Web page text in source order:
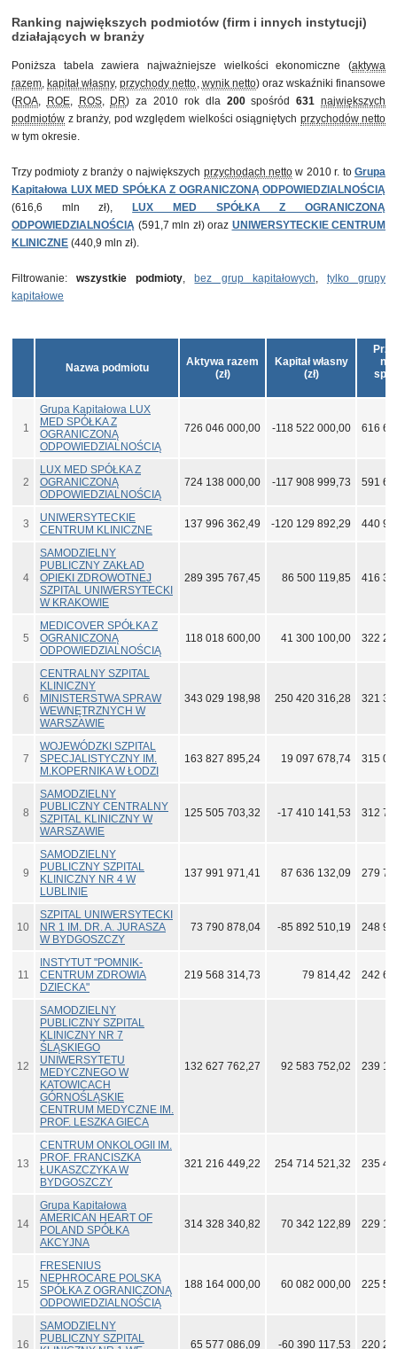
Ranking największych podmiotów (firm i innych instytucji)
działających w branży
Poniższa tabela zawiera najważniejsze wielkości ekonomiczne (aktywa
razem, kapitał własny,przychody netto, wynik netto) oraz wskaźniki finansowe
(ROA, ROE, ROS, DR) za 2010 rok dla 200spośród631 największych
podmiotów z branży, pod względem wielkości osiągniętych przychodów netto
w tym okresie.
Trzy podmioty z branży o największych przychodach nettow 2010 r. toGrupa
Kapitałowa LUX MED SPÓŁKA Z OGRANICZONĄ ODPOWIEDZIALNOŚCIĄ
(616,6 mln zł),
LUX MED SPÓŁKA Z OGRANICZONĄ
ODPOWIEDZIALNOŚCIĄ (591,7 mln zł) oraz UNIWERSYTECKIE CENTRUM
KLINICZNE (440,9 mln zł).
Filtrowanie:wszystkie podmioty, bez grup kapitałowych, tylko grupy
kapitałowe
Nazwa podmiotu
Aktywa razem
(zł)
Kapitał własny
(zł)
1
Grupa Kapitałowa LUX
MED SPÓŁKA Z
OGRANICZONĄ
ODPOWIEDZIALNOŚCIĄ
726 046 000,00 -118 522 000,00 616
2
LUX MED SPÓŁKA Z
OGRANICZONĄ
ODPOWIEDZIALNOŚCIĄ
724 138 000,00 -117 908 999,73 591
3
UNIWERSYTECKIE
CENTRUM KLINICZNE
137 996 362,49 -120 129 892,29 440
4
SAMODZIELNY
PUBLICZNY ZAKŁAD
OPIEKI ZDROWOTNEJ
SZPITAL UNIWERSYTECKI
W KRAKOWIE
289 395 767,45 86 500 119,85 416
5
MEDICOVER SPÓŁKA Z
OGRANICZONĄ
ODPOWIEDZIALNOŚCIĄ
118 018 600,00 41 300 100,00 322
6
CENTRALNY SZPITAL
KLINICZNY
MINISTERSTWA SPRAW
WEWNĘTRZNYCH W
WARSZAWIE
343 029 198,98 250 420 316,28 321
7
WOJEWÓDZKI SZPITAL
SPECJALISTYCZNY IM.
M.KOPERNIKA W ŁODZI
163 827 895,24 19 097 678,74 315
8
SAMODZIELNY
PUBLICZNY CENTRALNY
SZPITAL KLINICZNY W
WARSZAWIE
125 505 703,32 -17 410 141,53 312
9
SAMODZIELNY
PUBLICZNY SZPITAL
KLINICZNY NR 4 W
LUBLINIE
137 991 971,41 87 636 132,09 279
10
SZPITAL UNIWERSYTECKI
NR 1 IM. DR. A. JURASZA
W BYDGOSZCZY
73 790 878,04 -85 892 510,19 248
11
INSTYTUT "POMNIK-
CENTRUM ZDROWIA
DZIECKA"
219 568 314,73 79 814,42 242
12
SAMODZIELNY
PUBLICZNY SZPITAL
KLINICZNY NR 7
ŚLĄSKIEGO
UNIWERSYTETU
MEDYCZNEGO W
KATOWICACH
GÓRNOŚLĄSKIE
CENTRUM MEDYCZNE IM.
PROF. LESZKA GIECA
132 627 762,27 92 583 752,02 239
13
CENTRUM ONKOLOGII IM.
PROF. FRANCISZKA
ŁUKASZCZYKA W
BYDGOSZCZY
321 216 449,22 254 714 521,32 235
14
Grupa Kapitałowa
AMERICAN HEART OF
POLAND SPÓŁKA
AKCYJNA
314 328 340,82 70 342 122,89 229
15
FRESENIUS
NEPHROCARE POLSKA
SPÓŁKA Z OGRANICZONĄ
ODPOWIEDZIALNOŚCIĄ
188 164 000,00 60 082 000,00 225
16
SAMODZIELNY
PUBLICZNY SZPITAL
65 577 086,09 -60 390 117,53 220